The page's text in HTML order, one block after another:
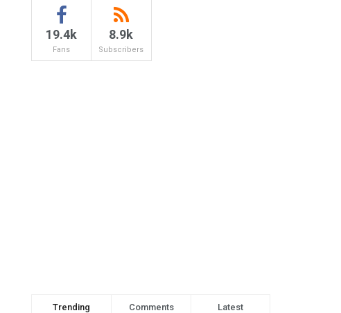
19.4k
Fans
8.9k
Subscribers
Trending Comments Latest